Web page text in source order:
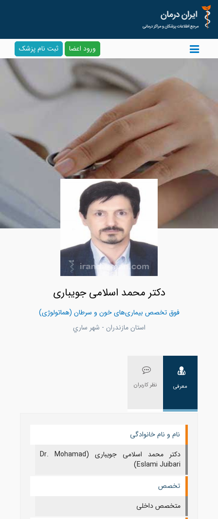
ورود اعضا ثبت نام پزشک
دکتر محمد اسلامی جویباری
فوق تخصص بیماری‌های خون و سرطان (هماتولوژی)
استان مازندران - شهر ساري
معرفی نظر کاربران
نام و نام خانوادگی
دکتر محمد اسلامی جویباری (Dr. Mohamad
Eslami Juibari)
تخصص
متخصص داخلی